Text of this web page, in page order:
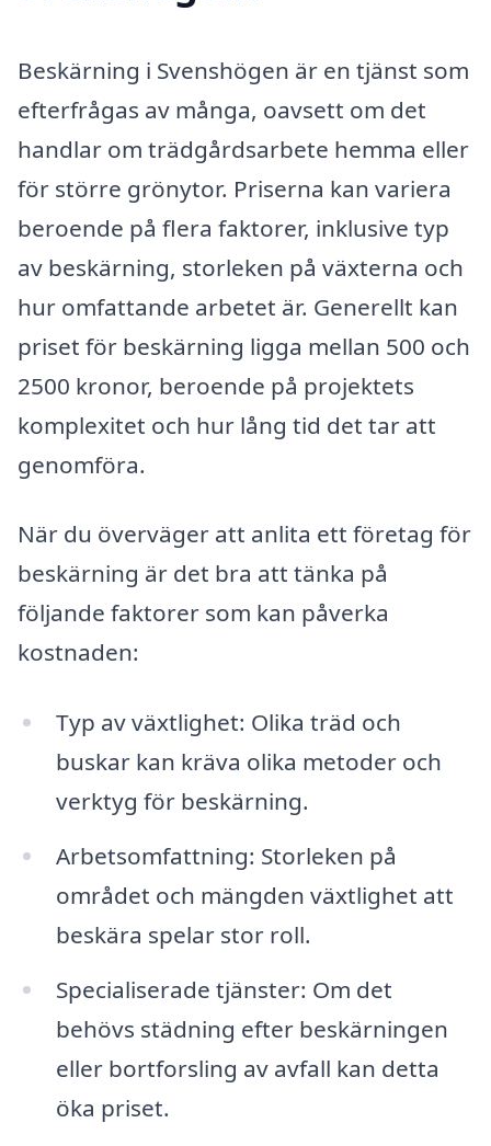
Beskärning i Svenshögen är en tjänst som
efterfrågas av många, oavsett om det
handlar om trädgårdsarbete hemma eller
för större grönytor. Priserna kan variera
beroende på flera faktorer, inklusive typ
av beskärning, storleken på växterna och
hur omfattande arbetet är. Generellt kan
priset för beskärning ligga mellan 500 och
2500 kronor, beroende på projektets
komplexitet och hur lång tid det tar att
genomföra.
När du överväger att anlita ett företag för
beskärning är det bra att tänka på
följande faktorer som kan påverka
kostnaden:
Typ av växtlighet: Olika träd och
buskar kan kräva olika metoder och
verktyg för beskärning.
Arbetsomfattning: Storleken på
området och mängden växtlighet att
beskära spelar stor roll.
Specialiserade tjänster: Om det
behövs städning efter beskärningen
eller bortforsling av avfall kan detta
öka priset.